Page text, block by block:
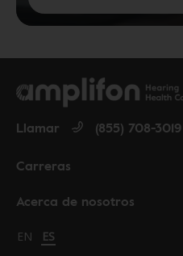
Acerca de nosotros
Carreras
Llamar (855) 708-3019
Change language to English
EN Cambiar idioma a español
ES